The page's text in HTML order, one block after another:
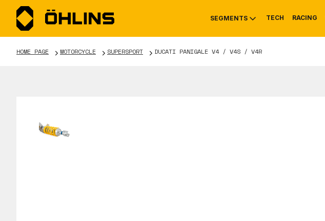
SEGMENTS TECH RACING
HOME PAGE MOTORCYCLE SUPERSPORT DUCATI PANIGALE V4 / V4S / V4R